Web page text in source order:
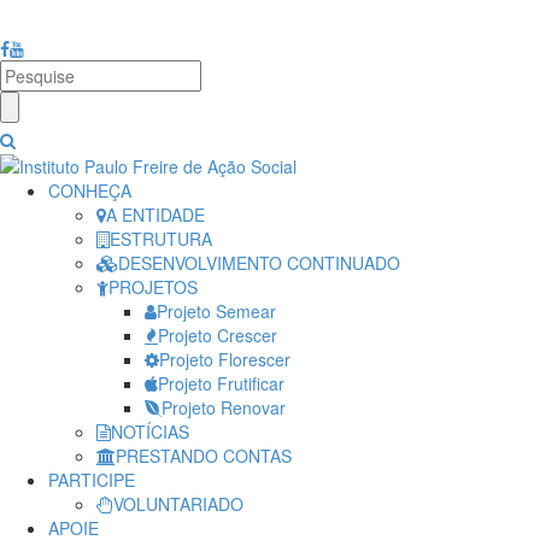
CONHEÇA
A ENTIDADE
ESTRUTURA
DESENVOLVIMENTO CONTINUADO
PROJETOS
Projeto Semear
Projeto Crescer
Projeto Florescer
Projeto Frutificar
Projeto Renovar
NOTÍCIAS
PRESTANDO CONTAS
PARTICIPE
VOLUNTARIADO
APOIE